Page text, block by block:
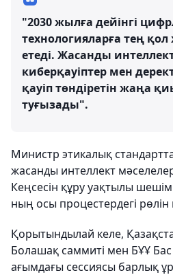
"2030 жылға дейінгі
технологияларға тең қол
етеді. Жасанды
киберқауіптер мен
қауіп төндіретін жаңа
туғызады".
Министр этикалық
жасанды интеллект
Кеңсесін құру уақтылы шешім
ның осы процестердегі
Қорытындылай келе,
Болашақ саммиті мен БҰҰ
ағымдағы сессиясы барлық